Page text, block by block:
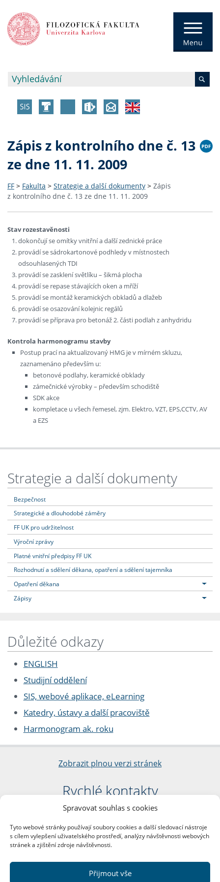
Spravovat souhlas s cookies
Tyto webové stránky používají soubory cookies a další sledovací nástroje
s cílem vylepšení uživatelského prostředí, analýzy návštěvnosti webových
stránek a zjištění zdroje návštěvnosti.
Přijmout vše
Zápis z kontrolního dne č. 13
ze dne 11. 11. 2009
FF > Fakulta > Strategie a další dokumenty > Zápis
z kontrolního dne č. 13 ze dne 11. 11. 2009
Stav rozestavěnosti
dokončují se omítky vnitřní a další zednické práce
provádí se sádrokartonové podhledy v místnostech
odsouhlasených TDI
provádí se zasklení světlíku – šikmá plocha
provádí se repase stávajících oken a mříží
provádí se montáž keramických obkladů a dlažeb
provádí se osazování kolejnic regálů
provádí se příprava pro betonáž 2. části podlah z anhydridu
Kontrola harmonogramu stavby
Postup prací na aktualizovaný HMG je v mírném skluzu,
zaznamenáno především u:
betonové podlahy, keramické obklady
zámečnické výrobky – především schodiště
SDK akce
kompletace u všech řemesel, zjm. Elektro, VZT, EPS,CCTV, AV
a EZS
Strategie a další dokumenty
Bezpečnost
Strategické a dlouhodobé záměry
FF UK pro udržitelnost
Výroční zprávy
Platné vnitřní předpisy FF UK
Rozhodnutí a sdělení děkana, opatření a sdělení tajemníka
Opatření děkana
Zápisy
Důležité odkazy
ENGLISH
Studijní oddělení
SIS, webové aplikace, eLearning
Katedry, ústavy a další pracoviště
Harmonogram ak. roku
Zobrazit plnou verzi stránek
Rychlé kontakty
Filozofická fakulta
nám. Jana Palacha 1/2
116 38 Praha 1
DIČ: CZ00216208